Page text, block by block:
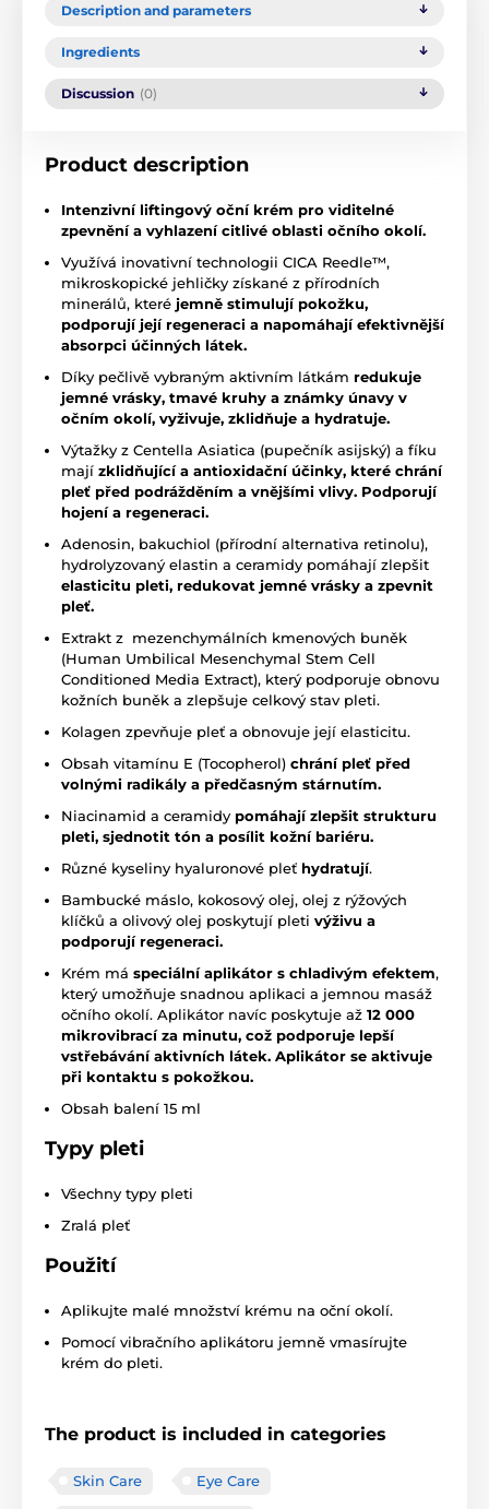
Description and parameters
Ingredients
Discussion (0)
Product description
Intenzivní liftingový oční krém pro viditelné
zpevnění a vyhlazení citlivé oblasti očního okolí.
Využívá inovativní technologii CICA Reedle™,
mikroskopické jehličky získané z přírodních
minerálů, které jemně stimulují pokožku,
podporují její regeneraci a napomáhají efektivnější
absorpci účinných látek.
Díky pečlivě vybraným aktivním látkám redukuje
jemné vrásky, tmavé kruhy a známky únavy v
očním okolí, vyživuje, zklidňuje a hydratuje.
Výtažky z Centella Asiatica (pupečník asijský) a fíku
mají zklidňující a antioxidační účinky, které chrání
pleť před podrážděním a vnějšími vlivy. Podporují
hojení a regeneraci.
Adenosin, bakuchiol (přírodní alternativa retinolu),
hydrolyzovaný elastin a ceramidy pomáhají zlepšit
elasticitu pleti, redukovat jemné vrásky a zpevnit
pleť.
Extrakt z mezenchymálních kmenových buněk
(Human Umbilical Mesenchymal Stem Cell
Conditioned Media Extract), který podporuje obnovu
kožních buněk a zlepšuje celkový stav pleti.
Kolagen zpevňuje pleť a obnovuje její elasticitu.
Obsah vitamínu E (Tocopherol) chrání pleť před
volnými radikály a předčasným stárnutím.
Niacinamid a ceramidy pomáhají zlepšit strukturu
pleti, sjednotit tón a posílit kožní bariéru.
Různé kyseliny hyaluronové pleť hydratují.
Bambucké máslo, kokosový olej, olej z rýžových
klíčků a olivový olej poskytují pleti výživu a
podporují regeneraci.
Krém má speciální aplikátor s chladivým efektem,
který umožňuje snadnou aplikaci a jemnou masáž
očního okolí. Aplikátor navíc poskytuje až 12 000
mikrovibrací za minutu, což podporuje lepší
vstřebávání aktivních látek. Aplikátor se aktivuje
při kontaktu s pokožkou.
Obsah balení 15 ml
Typy pleti
Všechny typy pleti
Zralá pleť
Použití
Aplikujte malé množství krému na oční okolí.
Pomocí vibračního aplikátoru jemně vmasírujte
krém do pleti.
The product is included in categories
Skin Care Eye Care